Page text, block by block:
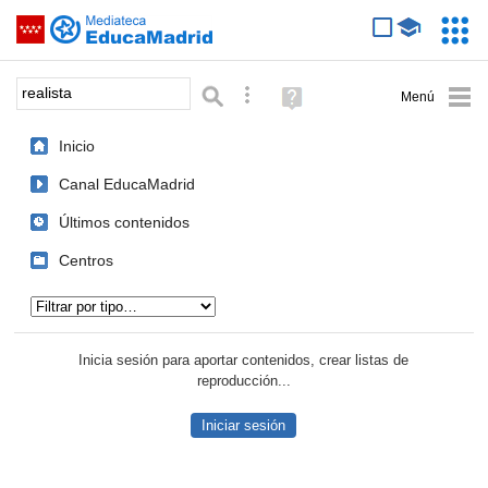
Saltar navegación
Palabra o frase: Búsqueda avanzada
Ayuda
(en
Inicio
Canal EducaMadrid
Últimos contenidos
Centros
Inicia sesión para aportar contenidos, crear listas de
reproducción...
Iniciar sesión